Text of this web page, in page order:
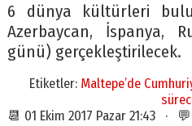
6 dünya kültürleri
Azerbaycan, İspanya,
günü) gerçekleştirilecek.
Etiketler: Maltepe’de
📆 01 Ekim 2017 Pazar 21:43 ·